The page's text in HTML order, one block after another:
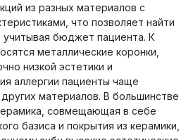
из разных материалов с
что позволяет найти
учитывая бюджет пациента. К
металлические коронки,
низкой эстетики и
аллергии пациенты чаще
материалов. В большинстве
совмещающая в себе
базиса и покрытия из керамики,